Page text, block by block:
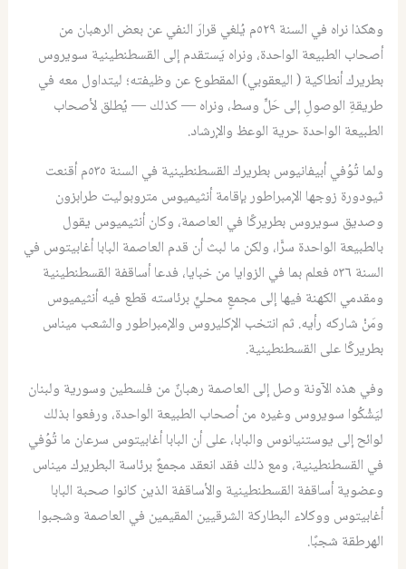
وهكذا نراه في السنة ٥٢٩م يُلغي قرارَ النفي عن بعض الرهبان من
أصحاب الطبيعة الواحدة، ونراه يَستقدم إلى القسطنطينية سويروس
بطريرك أنطاكية ( اليعقوبي) المقطوع عن وظيفته؛ ليتداول معه في
طريقةِ الوصولِ إلى حَلٍّ وسط، ونراه — كذلك — يُطلق لأصحاب
الطبيعة الواحدة حرية الوعظ والإرشاد.
ولما تُوُفي أبيفانيوس بطريرك القسطنطينية في السنة ٥٣٥م أقنعت
ثيودورة زوجها الإمبراطور بإقامة أنثيميوس متروبوليت طرابزون
وصديق سويروس بطريركًا في العاصمة، وكان أنثيميوس يقول
بالطبيعة الواحدة سرًّا، ولكن ما لبث أن قدم العاصمة البابا أغابيتوس في
السنة ٥٣٦ فعلم بما في الزوايا من خبايا، فدعا أساقفة القسطنطينية
ومقدمي الكهنة فيها إلى مجمعٍ محليٍّ برئاسته قطع فيه أنثيميوس
ومَنْ شاركه رأيه. ثم انتخب الإكليروس والإمبراطور والشعب ميناس
بطريركًا على القسطنطينية.
وفي هذه الآونة وصل إلى العاصمة رهبانٌ من فلسطين وسورية ولبنان
ليَشْكُوا سويروس وغيره من أصحاب الطبيعة الواحدة، ورفعوا بذلك
لوائح إلى يوستنيانوس والبابا، على أن البابا أغابيتوس سرعان ما تُوُفي
في القسطنطينية، ومع ذلك فقد انعقد مجمعٌ برئاسة البطريرك ميناس
وعضوية أساقفة القسطنطينية والأساقفة الذين كانوا صحبة البابا
أغابيتوس ووكلاء البطاركة الشرقيين المقيمين في العاصمة وشجبوا
الهرطقة شجبًا.